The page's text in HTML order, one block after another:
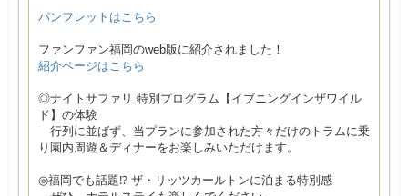
パンフレットはこちら
ファンファン福岡のweb版に紹介されました！
紹介ページはこちら
◎ナイトサファリ 特別プログラム【イブニングインザワイル
ド】の体験
行列に並ばず、当プランに参加された方々だけのトラムに乗
り園内周遊＆ディナーをお楽しみいただけます。
◎福岡でも話題⁉ ザ・リッツカールトンに泊まる特別感